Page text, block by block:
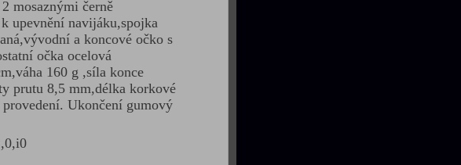
mosaznými černě
upevnění navijáku,spojka
a koncové očko s
očka ocelová
160 g ,síla konce
prutu 8,5 mm,délka korkové
Ukončení gumový